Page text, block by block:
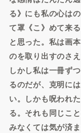
る》にも私の心は
て罩《こ》めて来
と思った。私は画
のを取り出すのさ
しかし私は一冊ず
るのだが、克明に
い。しかも呪われ
る。それも同じこ
みなくては気が済